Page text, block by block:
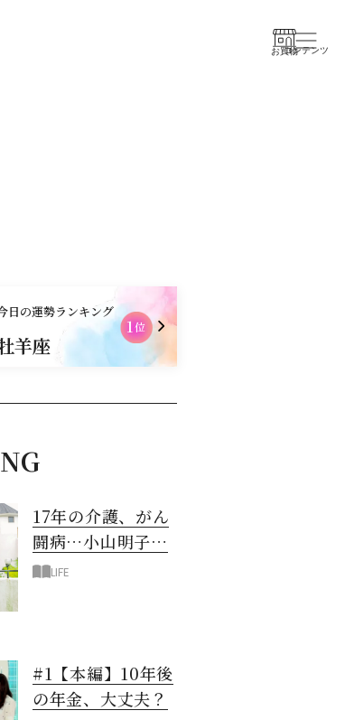
お買物コンテンツ
日の運勢ランキング
羊座
手座
2位
17年の介護、がん
闘病…小山明子さ
ん「今満たされて
LIFE
#1【本編】10年後
の年金、大丈夫？